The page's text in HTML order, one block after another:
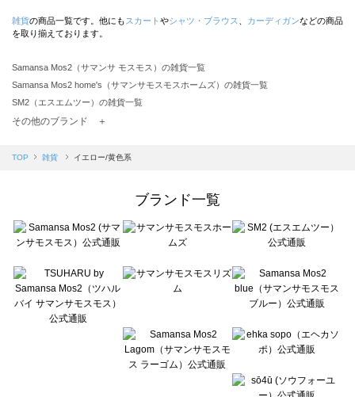
雑貨の商品一覧です。他にも スカート やシャツ・ブラウス カーディガンなどの商品
を取り揃えております。
Samansa Mos2（サマンサ モスモス）の雑貨一覧
Samansa Mos2 home's（サマンサモスモスホームズ）の雑貨一覧
SM2（エスエムツー）の雑貨一覧
TSUHARU by Samansa Mos2（ツハルバイサマンサモスモス）の雑貨一覧
Samansa Mos2 blue（サマンサモスモス ブルー）の雑貨一覧
sō4ū（ソウフォーユー）の雑貨一覧
Te chichi（テチチ）の雑貨一覧
Te chichi CLASSIC（テチチ クラシック）の雑貨一覧
Lugnoncure（ルノンキュール）の雑貨一覧
BETTY'S BLUE（べティーズブルー）の雑貨一覧
Wpc.（ワールドパーティー）の雑貨一覧
その他のブランド ＋
TOP 雑貨 イエロー/黄色系
ブランド一覧